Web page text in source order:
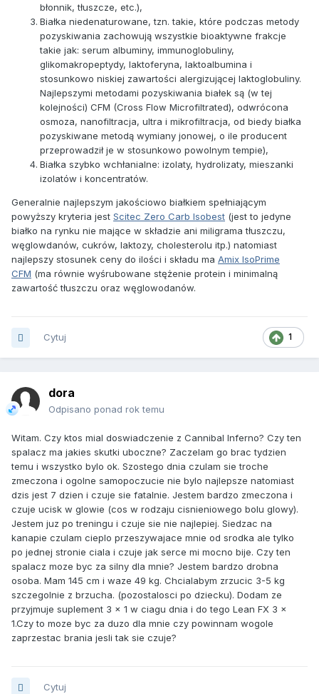
błonnik, tłuszcze, etc.),
Białka niedenaturowane, tzn. takie, które podczas metody
pozyskiwania zachowują wszystkie bioaktywne frakcje
takie jak: serum albuminy, immunoglobuliny,
glikomakropeptydy, laktoferyna, laktoalbumina i
stosunkowo niskiej zawartości alergizującej laktoglobuliny.
Najlepszymi metodami pozyskiwania białek są (w tej
kolejności) CFM (Cross Flow Microfiltrated), odwrócona
osmoza, nanofiltracja, ultra i mikrofiltracja, od biedy białka
pozyskiwane metodą wymiany jonowej, o ile producent
przeprowadził je w stosunkowo powolnym tempie),
Białka szybko wchłanialne: izolaty, hydrolizaty, mieszanki
izolatów i koncentratów.
Generalnie najlepszym jakościowo białkiem spełniającym
powyższy kryteria jest Scitec Zero Carb Isobest (jest to jedyne
białko na rynku nie mające w składzie ani miligrama tłuszczu,
węglowdanów, cukrów, laktozy, cholesterolu itp.) natomiast
najlepszy stosunek ceny do ilości i składu ma Amix IsoPrime
CFM (ma równie wyśrubowane stężenie protein i minimalną
zawartość tłuszczu oraz węglowodanów.
1
Cytuj
dora
Odpisano ponad rok temu
Witam. Czy ktos mial doswiadczenie z Cannibal Inferno? Czy ten
spalacz ma jakies skutki uboczne? Zaczelam go brac tydzien
temu i wszystko bylo ok. Szostego dnia czulam sie troche
zmeczona i ogolne samopoczucie nie bylo najlepsze natomiast
dzis jest 7 dzien i czuje sie fatalnie. Jestem bardzo zmeczona i
czuje ucisk w glowie (cos w rodzaju cisnieniowego bolu glowy).
Jestem juz po treningu i czuje sie nie najlepiej. Siedzac na
kanapie czulam cieplo przeszywajace mnie od srodka ale tylko
po jednej stronie ciala i czuje jak serce mi mocno bije. Czy ten
spalacz moze byc za silny dla mnie? Jestem bardzo drobna
osoba. Mam 145 cm i waze 49 kg. Chcialabym zrzucic 3-5 kg
szczegolnie z brzucha. (pozostalosci po dziecku). Dodam ze
przyjmuje suplement 3 x 1 w ciagu dnia i do tego Lean FX 3 x
1.Czy to moze byc za duzo dla mnie czy powinnam wogole
zaprzestac brania jesli tak sie czuje?
Cytuj